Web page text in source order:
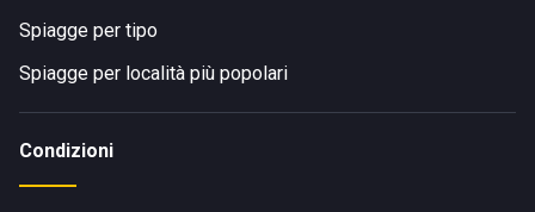
Spiagge per tipo
Spiagge per località più popolari
Condizioni